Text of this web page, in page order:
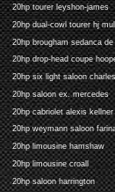
20hp tourer leyshon-james
20hp dual-cowl tourer hj
20hp brougham sedanca
20hp drop-head coupe
20hp six light saloon
20hp saloon ex. mercedes
20hp cabriolet alexis kellner
20hp weymann saloon
20hp limousine hamshaw
20hp limousine croall
20hp saloon harrington